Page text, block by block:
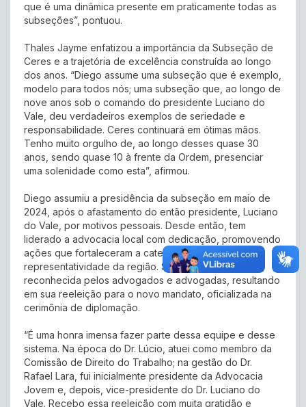
que é uma dinâmica presente em praticamente todas as
subseções”, pontuou.
Thales Jayme enfatizou a importância da Subseção de
Ceres e a trajetória de excelência construída ao longo
dos anos. “Diego assume uma subseção que é exemplo,
modelo para todos nós; uma subseção que, ao longo de
nove anos sob o comando do presidente Luciano do
Vale, deu verdadeiros exemplos de seriedade e
responsabilidade. Ceres continuará em ótimas mãos.
Tenho muito orgulho de, ao longo desses quase 30
anos, sendo quase 10 à frente da Ordem, presenciar
uma solenidade como esta”, afirmou.
Diego assumiu a presidência da subseção em maio de
2024, após o afastamento do então presidente, Luciano
do Vale, por motivos pessoais. Desde então, tem
liderado a advocacia local com dedicação, promovendo
ações que fortaleceram a categoria e ampliaram a
representatividade da região. Sua atuação foi
reconhecida pelos advogados e advogadas, resultando
em sua reeleição para o novo mandato, oficializada na
cerimônia de diplomação.
“É uma honra imensa fazer parte dessa equipe e desse
sistema. Na época do Dr. Lúcio, atuei como membro da
Comissão de Direito do Trabalho; na gestão do Dr.
Rafael Lara, fui inicialmente presidente da Advocacia
Jovem e, depois, vice-presidente do Dr. Luciano do
Vale. Recebo essa reeleição com muita gratidão e